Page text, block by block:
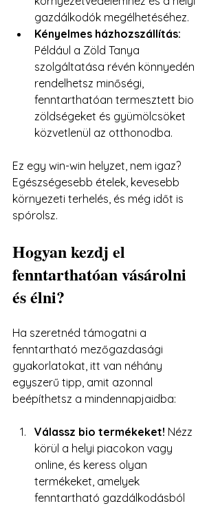
gazdálkodók megélhetéséhez.
Kényelmes házhozszállítás:
Például a Zöld Tanya
szolgáltatása révén könnyedén
rendelhetsz minőségi,
fenntarthatóan termesztett bio
zöldségeket és gyümölcsöket
közvetlenül az otthonodba.
Ez egy win-win helyzet, nem igaz?
Egészségesebb ételek, kevesebb
környezeti terhelés, és még időt is
spórolsz.
Hogyan kezdj el
fenntarthatóan vásárolni
és élni?
Ha szeretnéd támogatni a
fenntartható mezőgazdasági
gyakorlatokat, itt van néhány
egyszerű tipp, amit azonnal
beépíthetsz a mindennapjaidba:
Válassz bio termékeket! Nézz
körül a helyi piacokon vagy
online, és keress olyan
termékeket, amelyek
fenntartható gazdálkodásból